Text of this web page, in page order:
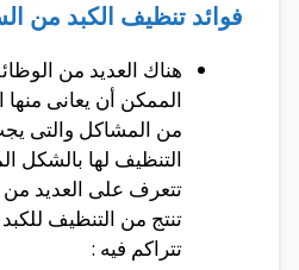
فوائد تنظيف الكبد من
هناك العديد من
الممكن أن يعانى
من المشاكل والتى
التنظيف لها بالشكل
تتعرف على العديد من
تنتج من التنظيف
تتراكم فيه :